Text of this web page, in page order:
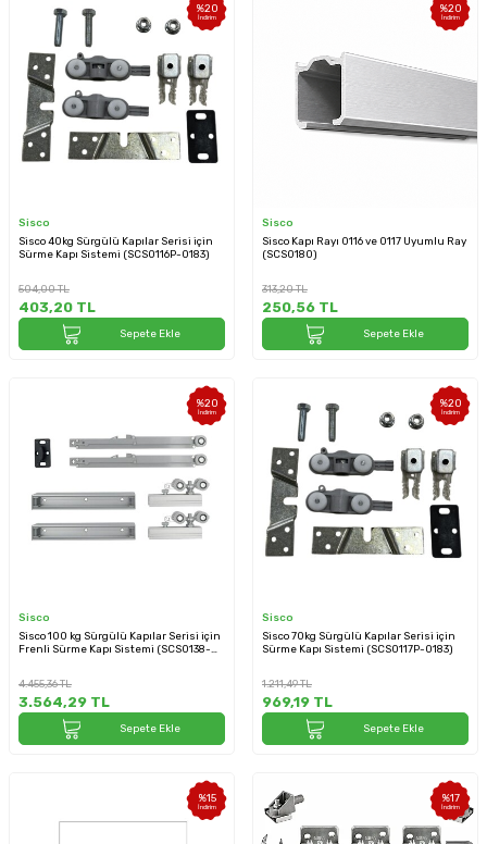
%20
İndirim
Sisco
Sisco 40kg Sürgülü Kapılar Serisi için
Sürme Kapı Sistemi (SCS0116P-0183)
504,00TL
403,20 TL
Sepete Ekle
%20
İndirim
Sisco
Sisco Kapı Rayı 0116 ve 0117 Uyumlu Ray
(SCS0180)
313,20TL
250,56 TL
Sepete Ekle
%20
İndirim
Sisco
Sisco 100 kg Sürgülü Kapılar Serisi için
Frenli Sürme Kapı Sistemi (SCS0138-
4.455,36TL
3.564,29 TL
Sepete Ekle
%20
İndirim
Sisco
Sisco 70kg Sürgülü Kapılar Serisi için
Sürme Kapı Sistemi (SCS0117P-0183)
1.211,49TL
969,19 TL
Sepete Ekle
%15
İndirim
%17
İndirim